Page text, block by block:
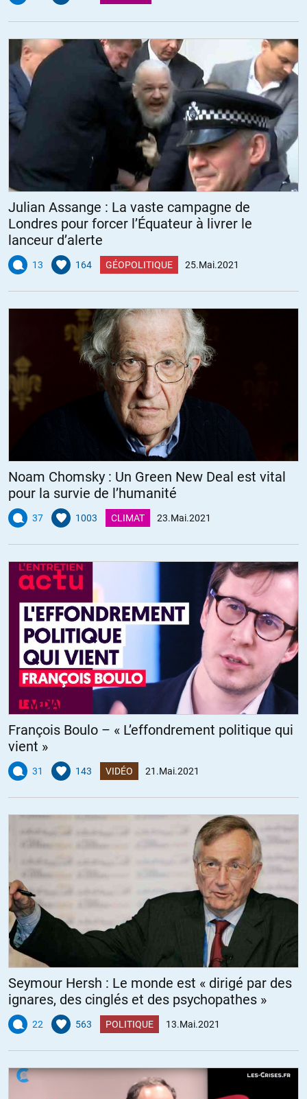
Julian Assange : La vaste campagne de
Londres pour forcer l’Équateur à livrer le
lanceur d’alerte
13 164 GÉOPOLITIQUE 25.Mai.2021
Noam Chomsky : Un Green New Deal est vital
pour la survie de l’humanité
37 1003 CLIMAT 23.Mai.2021
François Boulo – « L’effondrement politique qui
vient »
31 143 VIDÉO 21.Mai.2021
Seymour Hersh : Le monde est « dirigé par des
ignares, des cinglés et des psychopathes »
22 563 POLITIQUE 13.Mai.2021